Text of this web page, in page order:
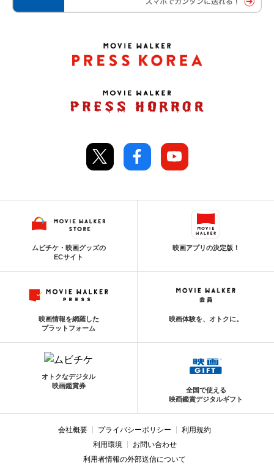
ムビチケ・映画グッズの
ECサイト
映画アプリの決定版！
映画情報を網羅した
プラットフォーム
映画体験を、オトクに。
オトクなデジタル
映画鑑賞券
全国で使える
映画鑑賞デジタルギフト
会社概要 プライバシーポリシー
利用規約
利用環境
お問い合わせ
利用者情報の外部送信について